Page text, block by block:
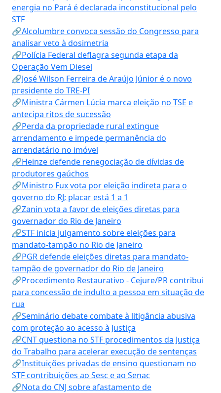
energia no Pará é declarada inconstitucional pelo
STF
🔗Alcolumbre convoca sessão do Congresso para
analisar veto à dosimetria
🔗Polícia Federal deflagra segunda etapa da
Operação Vem Diesel
🔗José Wilson Ferreira de Araújo Júnior é o novo
presidente do TRE-PI
🔗Ministra Cármen Lúcia marca eleição no TSE e
antecipa ritos de sucessão
🔗Perda da propriedade rural extingue
arrendamento e impede permanência do
arrendatário no imóvel
🔗Heinze defende renegociação de dívidas de
produtores gaúchos
🔗Ministro Fux vota por eleição indireta para o
governo do RJ; placar está 1 a 1
🔗Zanin vota a favor de eleições diretas para
governador do Rio de Janeiro
🔗STF inicia julgamento sobre eleições para
mandato-tampão no Rio de Janeiro
🔗PGR defende eleições diretas para mandato-
tampão de governador do Rio de Janeiro
🔗Procedimento Restaurativo - Cejure/PR contribui
para concessão de indulto a pessoa em situação de
rua
🔗Seminário debate combate à litigância abusiva
com proteção ao acesso à Justiça
🔗CNT questiona no STF procedimentos da Justiça
do Trabalho para acelerar execução de sentenças
🔗Instituições privadas de ensino questionam no
STF contribuições ao Sesc e ao Senac
🔗Nota do CNJ sobre afastamento de